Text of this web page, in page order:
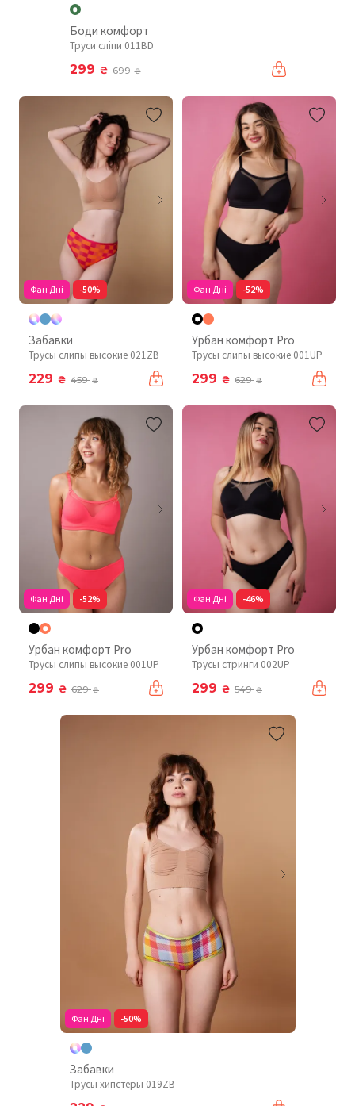
Боди комфорт
Труси сліпи 011BD
299 ₴ 699₴
Фан Дні -50%
Забавки
Трусы слипы высокие 021ZB
229 ₴ 459₴
Фан Дні -52%
Урбан комфорт Pro
Трусы слипы высокие 001UP
299 ₴ 629₴
Фан Дні -52%
Урбан комфорт Pro
Трусы слипы высокие 001UP
299 ₴ 629₴
Фан Дні -46%
Урбан комфорт Pro
Трусы стринги 002UP
299 ₴ 549₴
Фан Дні -50%
Забавки
Трусы хипстеры 019ZB